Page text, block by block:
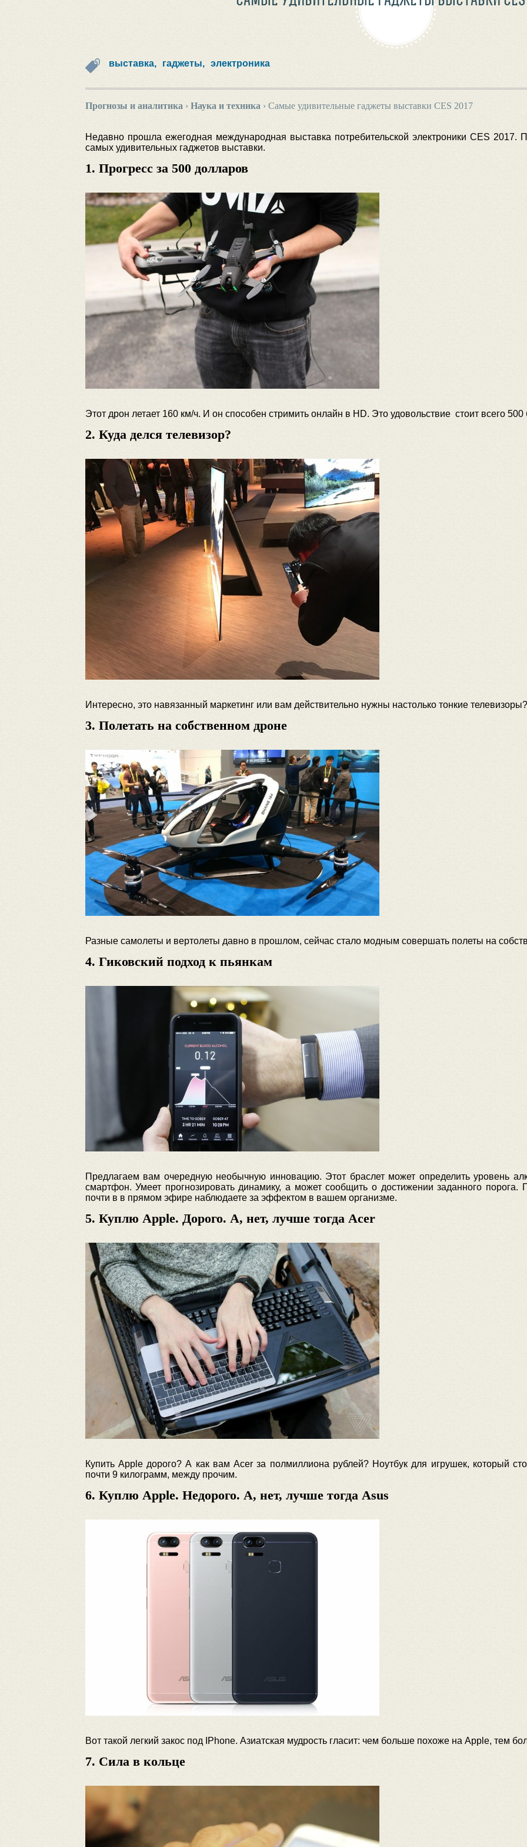
выставка, гаджеты, электроника
Прогнозы и аналитика › Наука и техника › Самые удивительные гаджеты выставки CES 2017
Недавно прошла ежегодная международная выставка потребительской электроники CES 2017.
самых удивительных гаджетов выставки.
1. Прогресс за 500 долларов
Этот дрон летает 160 км/ч. И он способен стримить онлайн в HD. Это удовольствие стоит всего
2. Куда делся телевизор?
Интересно, это навязанный маркетинг или вам действительно нужны настолько тонкие телевизоры?
3. Полетать на собственном дроне
Разные самолеты и вертолеты давно в прошлом, сейчас стало модным совершать полеты на
4. Гиковский подход к пьянкам
Предлагаем вам очередную необычную инновацию. Этот браслет может определить уровень
смартфон. Умеет прогнозировать динамику, а может сообщить о достижении заданного порога.
почти в в прямом эфире наблюдаете за эффектом в вашем организме.
5. Куплю Apple. Дорого. А, нет, лучше тогда Acer
Купить Apple дорого? А как вам Acer за полмиллиона рублей? Ноутбук для игрушек, который
почти 9 килограмм, между прочим.
6. Куплю Apple. Недорого. А, нет, лучше тогда Asus
Вот такой легкий закос под IPhone. Азиатская мудрость гласит: чем больше похоже на Apple, тем
7. Сила в кольце